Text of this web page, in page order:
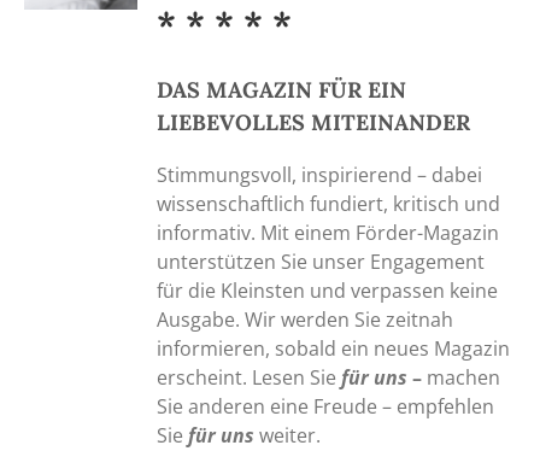
* * * * *
DAS MAGAZIN FÜR EIN
LIEBEVOLLES MITEINANDER
Stimmungsvoll, inspirierend – dabei
wissenschaftlich fundiert, kritisch und
informativ. Mit einem Förder-Magazin
unterstützen Sie unser Engagement
für die Kleinsten und verpassen keine
Ausgabe. Wir werden Sie zeitnah
informieren, sobald ein neues Magazin
erscheint. Lesen Siefür uns– machen
Sie anderen eine Freude – empfehlen
Siefür uns weiter.